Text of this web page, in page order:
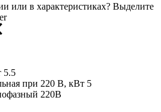
или в характеристиках? Выделите
5.5
при 220 В, кВт 5
220В